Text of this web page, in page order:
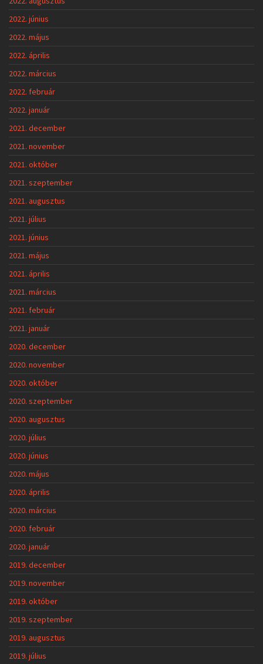
2022. június
2022. május
2022. április
2022. március
2022. február
2022. január
2021. december
2021. november
2021. október
2021. szeptember
2021. augusztus
2021. július
2021. június
2021. május
2021. április
2021. március
2021. február
2021. január
2020. december
2020. november
2020. október
2020. szeptember
2020. augusztus
2020. július
2020. június
2020. május
2020. április
2020. március
2020. február
2020. január
2019. december
2019. november
2019. október
2019. szeptember
2019. augusztus
2019. július